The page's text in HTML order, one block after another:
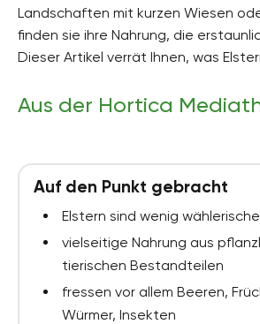
Landschaften mit kurzen Wiesen
finden sie ihre Nahrung, die
Dieser Artikel verrät Ihnen, was
Aus der Hortica
Auf den Punkt gebracht
Elstern sind wenig
vielseitige Nahrung aus
tierischen Bestandteilen
fressen vor allem Beeren,
Würmer, Insekten